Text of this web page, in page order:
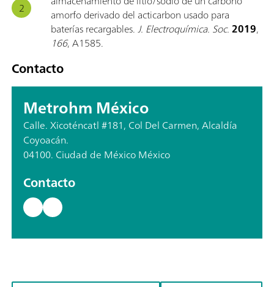
amorfo derivado del acticarbon usado para
baterías recargables.J. Electroquímica. Soc.2019,
166, A1585.
Contacto
Metrohm México
Calle. Xicoténcatl #181, Col Del Carmen, Alcaldía
Coyoacán.
04100. Ciudad de México México
Contacto